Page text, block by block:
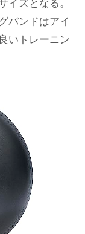
バンドはアイ
いトレーニン